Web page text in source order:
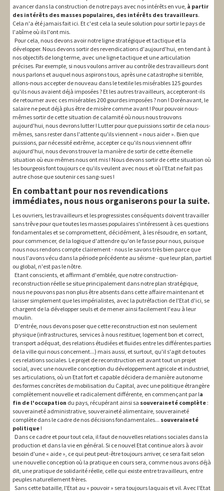
avancer dans la construction de notre pays avec nos intérêts en vue, à partir
des intérêts des masses populaires, des intérêts des travailleurs.
Cela n'a été jamais fait ici. Et c'est cela la seule solution pour sortir le pays de
l'abîme où ils l'ont mis.
Pour cela, nous devons avoir notre ligne stratégique et tactique et la
développer. Nous devons sortir des revendications d'aujourd'hui, en tendant à
nos objectifs de long terme, avec une ligne tactique et une articulation
précises. Par exemple, si nous voulons arriver au contrôle des travailleurs dont
nous parlons et auquel nous aspirons tous, après une catastrophe si terrible,
allons-nous accepter de nouveau dans le textile les misérables 125 gourdes
qu'ils nous avaient déjà imposées ? Et les autres travailleurs, accepteront-ils
de retourner avec ces misérables 200 gourdes imposées ? non ! Dorénavant, le
salaire ne peut déjà plus être de misère comme avant ! Pour pouvoir nous-
mêmes sortir de cette situation de calamité où nous nous trouvons
aujourd'hui, nous devrons lutter ! Lutter pour que puissions sortir de cela nous-
mêmes, sans rester dans l'attente qu'ils viennent « nous aider ». Bien que
puissions, par nécessité extrême, accepter ce qu'ils nous viennent offrir
aujourd'hui, nous devons trouver la manière de sortir de cette éternelle
situation où eux-mêmes nous ont mis ! Nous devons sortir de cette situation où
les bourgeois font toujours ce qu'ils veulent avec nous et où l'Etat ne fait pas
autre chose que soutenir ces sang-sues !
En combattant pour nos revendications
immédiates, nous nous organiserons pour la suite.
Les ouvriers, les travailleurs et les progressistes conséquents doivent travailler
sans trêve pour que toutes les masses populaires s'intéressent à ces questions
fondamentales et se compromettent, décidément, à les résoudre, en sortant,
pour commencer, de la logique d'attendre qu'on le fasse pour nous, puisque
nous nous rendons compte clairement - nous le savons très bien parce que
nous l'avons vécu dans la période précédente au séisme - que leur plan, partiel
ou global, n'est pas le nôtre.
Etant conscients, et affirmant d'emblée, que notre construction-
reconstruction réelle se situe principalement dans notre plan stratégique,
nous ne pouvons pas non plus être absents dans cette affaire maintenant et
laisser simplement que les impérialistes, avec la putréfaction de l'Etat d'ici, se
chargent de la développer seuls et de mener ainsi facilement l'eau à leur
moulin.
D'entrée, nous devons poser que cette reconstruction est non seulement
physique (infrastructures, services à nous restituer, logement bon et correct,
transport adéquat, des relations étudiées et fluides entre les différentes parties
de la ville qui nous concernent...) mais aussi, et surtout, qu'il s'agit de toutes
ces relations sociales. Le projet de reconstruction est avant tout un projet
social, avec une nouvelle conception du développement agricole et industriel,
ses articulations, où un Etat fort et capable décidera de manière autonome
des formes concrètes de mobilisation du Capital, avec une politique étrangère
complètement nouvelle et radicalement différente, en commençant par la
fin de l'occupation du pays, récupérant ainsi sa souveraineté complète :
souveraineté administrative, souveraineté alimentaire, souveraineté
complète dans le cadre de nos décisions fondamentales... souveraineté
politique !
Dans ce cadre et pour tout cela, il faut de nouvelles relations sociales dans la
production et dans la vie en général. Si ce nouvel Etat continue alors à avoir
besoin d'une « aide », ce qui peut peut-être toujours arriver, ce sera fait selon
une nouvelle conception où la pratique en cours sera, comme nous avons déjà
dit, une pratique de solidarité réelle, celle qui existe entre travailleurs, entre
peuples naturellement frères.
Sans cette bataille, l'Etat au « pouvoir » sera toujours laquais et vil. Avec l'Etat